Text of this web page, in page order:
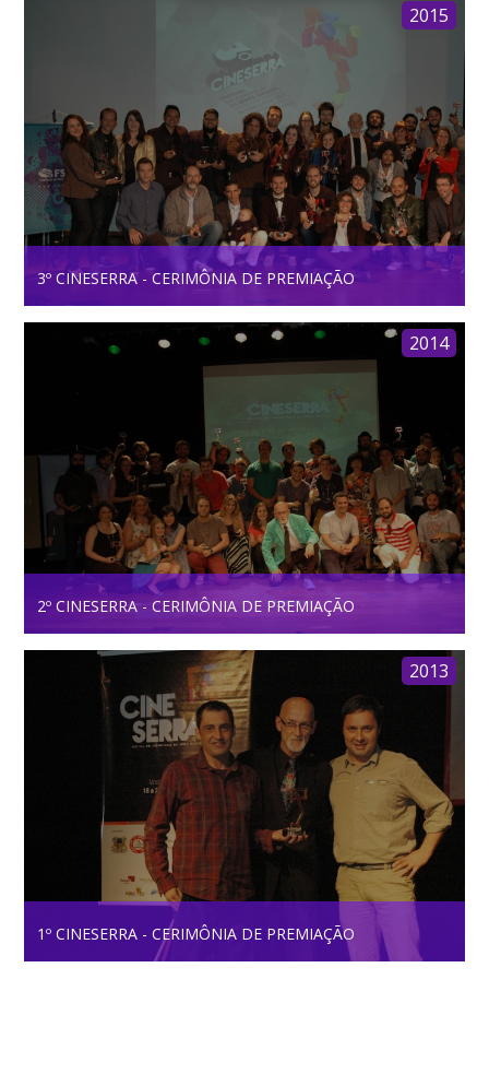
2015
3º CINESERRA - CERIMÔNIA DE PREMIAÇÃO
2014
2º CINESERRA - CERIMÔNIA DE PREMIAÇÃO
2013
1º CINESERRA - CERIMÔNIA DE PREMIAÇÃO